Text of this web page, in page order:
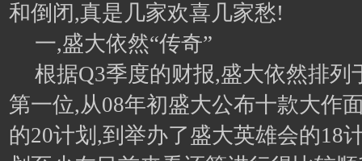
和倒闭,真是几家欢喜几家愁!
一,盛大依然“传奇”
根据Q3季度的财报,盛大依然排列
第一位,从08年初盛大公布十款大作
的20计划,到举办了盛大英雄会的18